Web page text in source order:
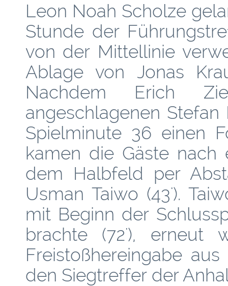
Leon Noah Scholze
Stunde der
von der Mittellinie
Ablage von Jonas
Nachdem Erich
angeschlagenen Stefan
Spielminute 36 einen
kamen die Gäste nach
dem Halbfeld per
Usman Taiwo (43').
mit Beginn der
brachte (72'), erneut
Freistoßhereingabe
den Siegtreffer der